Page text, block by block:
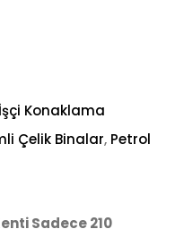
İşçi Konaklama
Çelik Binalar, Petrol
Sadece 210